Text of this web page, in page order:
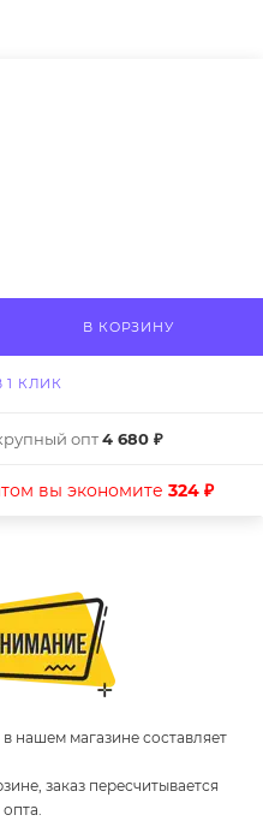
В КОРЗИНУ
1 КЛИК
опт4 680 ₽
вы экономите 324 ₽
нашем магазине составляет
заказ пересчитывается